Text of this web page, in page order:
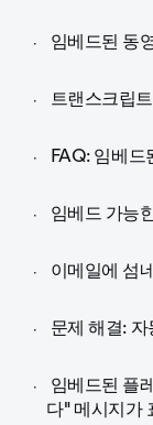
임베드된 동
트랜스크립
FAQ: 임베드
임베드 가능
이메일에 섬
문제 해결:
임베드된 플
다" 메시지가